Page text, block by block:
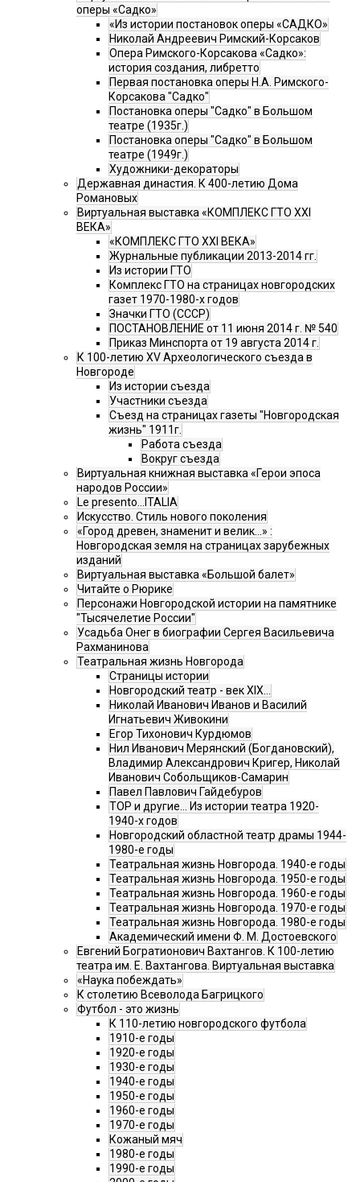
оперы «Садко»
«Из истории постановок оперы «САДКО»
Николай Андреевич Римский-Корсаков
Опера Римского-Корсакова «Садко»:
история создания, либретто
Первая постановка оперы Н.А. Римского-
Корсакова "Садко"
Постановка оперы "Садко" в Большом
театре (1935г.)
Постановка оперы "Садко" в Большом
театре (1949г.)
Художники-декораторы
Державная династия. К 400-летию Дома
Романовых
Виртуальная выставка «КОМПЛЕКС ГТО XXI
ВЕКА»
«КОМПЛЕКС ГТО XXI ВЕКА»
Журнальные публикации 2013-2014 гг.
Из истории ГТО
Комплекс ГТО на страницах новгородских
газет 1970-1980-х годов
Значки ГТО (СССР)
ПОСТАНОВЛЕНИЕ от 11 июня 2014 г. № 540
Приказ Минспорта от 19 августа 2014 г.
К 100-летию XV Археологического съезда в
Новгороде
Из истории съезда
Участники съезда
Cъезд на страницах газеты "Новгородская
жизнь" 1911г.
Работа съезда
Вокруг съезда
Виртуальная книжная выставка «Герои эпоса
народов России»
Le presento...ITALIA
Искусство. Стиль нового поколения
«Город древен, знаменит и велик…» :
Новгородская земля на страницах зарубежных
изданий
Виртуальная выставка «Большой балет»
Читайте о Рюрике
Персонажи Новгородской истории на памятнике
"Тысячелетие России"
Усадьба Онег в биографии Сергея Васильевича
Рахманинова
Театральная жизнь Новгорода
Страницы истории
Новгородский театр - век XIX…
Николай Иванович Иванов и Василий
Игнатьевич Живокини
Егор Тихонович Курдюмов
Нил Иванович Мерянский (Богдановский),
Владимир Александрович Кригер, Николай
Иванович Собольщиков-Самарин
Павел Павлович Гайдебуров
ТОР и другие… Из истории театра 1920-
1940-х годов
Новгородский областной театр драмы 1944-
1980-е годы
Театральная жизнь Новгорода. 1940-е годы
Театральная жизнь Новгорода. 1950-е годы
Театральная жизнь Новгорода. 1960-е годы
Театральная жизнь Новгорода. 1970-е годы
Театральная жизнь Новгорода. 1980-е годы
Академический имени Ф. М. Достоевского
Евгений Богратионович Вахтангов. К 100-летию
театра им. Е. Вахтангова. Виртуальная выставка
«Наука побеждать»
К столетию Всеволода Багрицкого
Футбол - это жизнь
К 110-летию новгородского футбола
1910-е годы
1920-е годы
1930-е годы
1940-е годы
1950-е годы
1960-е годы
1970-е годы
Кожаный мяч
1980-е годы
1990-е годы